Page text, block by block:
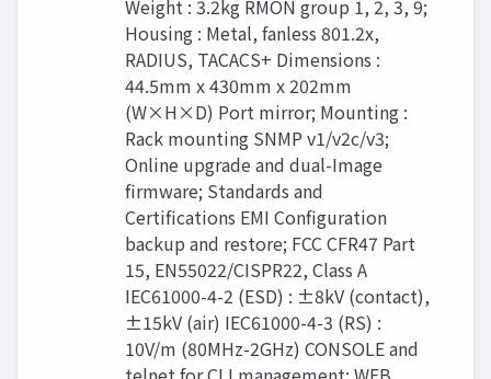
Weight : 3.2kg RMON group 1, 2, 3, 9;
Housing : Metal, fanless 801.2x,
RADIUS, TACACS+ Dimensions :
44.5mm x 430mm x 202mm
(W×H×D) Port mirror; Mounting :
Rack mounting SNMP v1/v2c/v3;
Online upgrade and dual-Image
ﬁrmware; Standards and
Certiﬁcations EMI Conﬁguration
backup and restore; FCC CFR47 Part
15, EN55022/CISPR22, Class A
IEC61000-4-2 (ESD) : ±8kV (contact),
±15kV (air) IEC61000-4-3 (RS) :
10V/m (80MHz-2GHz) CONSOLE and